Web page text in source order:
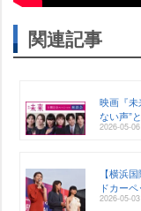
関連記事
映画『未
ない声”
2026-05-06
【横浜
ドカー
2026-05-03